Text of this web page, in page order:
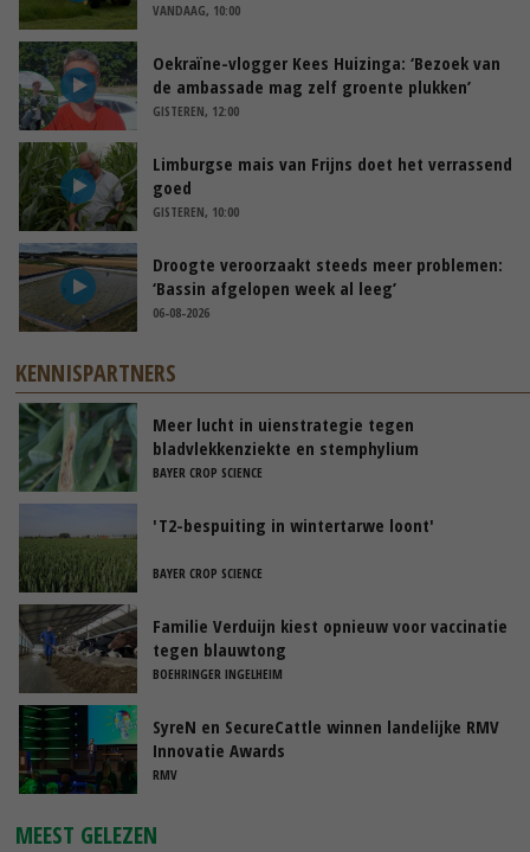
VANDAAG, 10:00
Oekraïne-vlogger Kees Huizinga: ‘Bezoek van
de ambassade mag zelf groente plukken’
GISTEREN, 12:00
Limburgse mais van Frijns doet het verrassend
goed
GISTEREN, 10:00
Droogte veroorzaakt steeds meer problemen:
‘Bassin afgelopen week al leeg’
06-08-2026
KENNISPARTNERS
Meer lucht in uienstrategie tegen
bladvlekkenziekte en stemphylium
BAYER CROP SCIENCE
'T2-bespuiting in wintertarwe loont'
BAYER CROP SCIENCE
Familie Verduijn kiest opnieuw voor vaccinatie
tegen blauwtong
BOEHRINGER INGELHEIM
SyreN en SecureCattle winnen landelijke RMV
Innovatie Awards
RMV
MEEST GELEZEN